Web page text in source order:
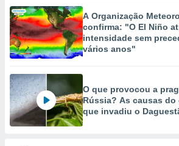
A Organização
confirma: "O El Niño
intensidade sem
vários anos"
O que provocou a
Rússia? As causas
que invadiu o